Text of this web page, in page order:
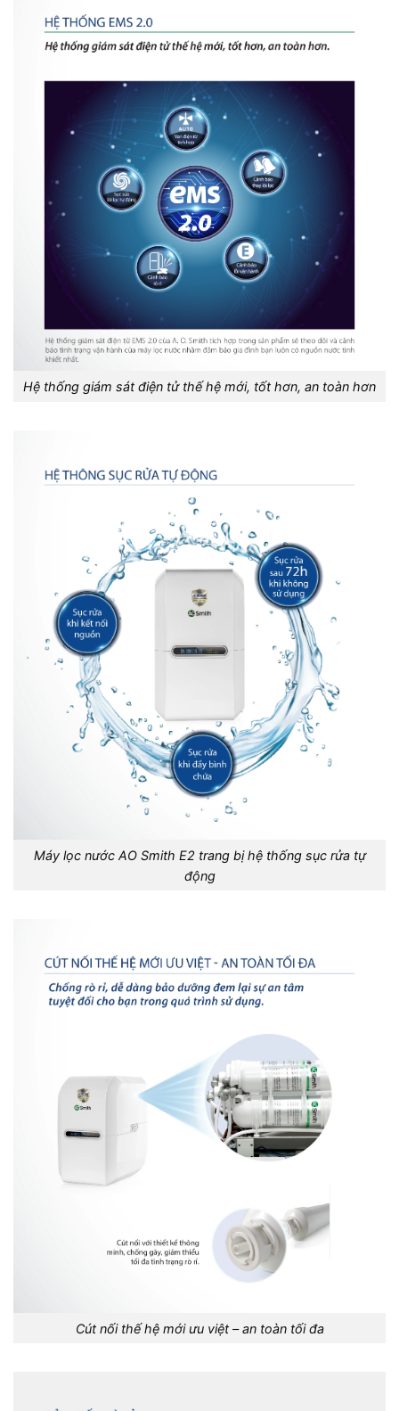
Hệ thống giám sát điện tử thế hệ mới, tốt hơn, an toàn hơn
Máy lọc nước AO Smith E2 trang bị hệ thống sục rửa tự
động
Cút nối thế hệ mới ưu việt – an toàn tối đa